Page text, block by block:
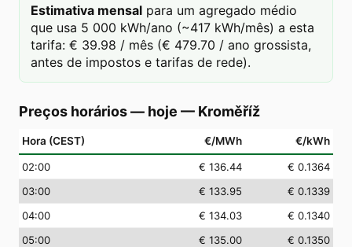
Estimativa mensal para um agregado médio
que usa 5 000 kWh/ano (~417 kWh/mês) a esta
tarifa: € 39.98 / mês (€ 479.70 / ano grossista,
antes de impostos e tarifas de rede).
Preços horários — hoje — Kroměříž
Hora (CEST) €/MWh €/kWh
02:00 € 136.44
€ 0.1364
03:00 € 133.95
€ 0.1339
04:00 € 134.03
€ 0.1340
05:00 € 135.00
€ 0.1350